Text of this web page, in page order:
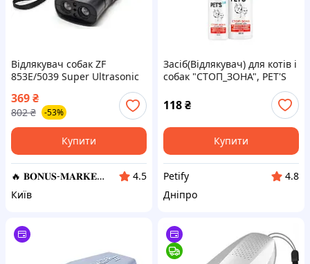
Відлякувач собак ZF
853E/5039 Super Ultrasonic
Dog Chaser, Ультразвуковий
відлякувач тварин із
ліхтариком
369₴
802 ₴ -53%
Купити
🔥 𝐁𝐎𝐍𝐔𝐒-𝐌𝐀𝐑𝐊𝐄𝐓 🔥 – Трендові товари по найкращім цінам
4.5
Київ
Засіб(Відлякувач) для котів і
собак "СТОП_ЗОНА", PET'S
118₴
Купити
Petify
4.8
Дніпро